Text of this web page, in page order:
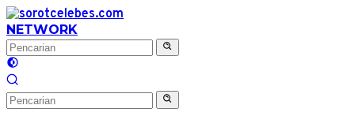
Langsung
ke
konten
NETWORK